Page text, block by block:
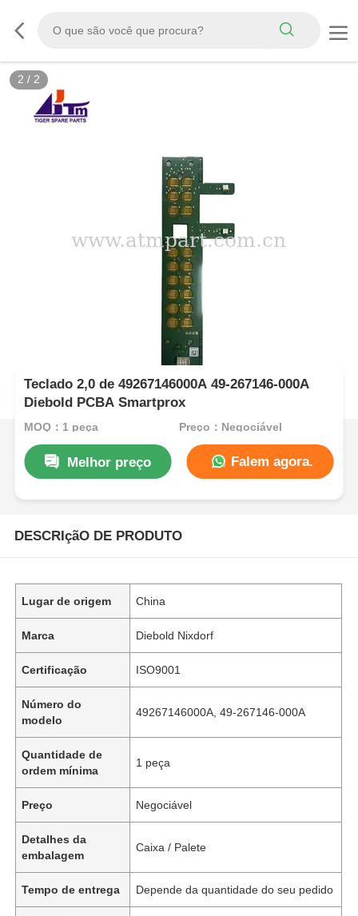
2 / 2
Teclado 2,0 de 49267146000A 49-267146-000A
Diebold PCBA Smartprox
MOQ：1 peça Preço：Negociável
Melhor preço Falem agora.
DESCRIçãO DE PRODUTO
Lugar de origem China
Marca Diebold Nixdorf
Certificação ISO9001
Número do
modelo
49267146000A, 49-267146-000A
Quantidade de
ordem mínima
1 peça
Preço Negociável
Detalhes da
embalagem
Caixa / Palete
Tempo de entrega Depende da quantidade do seu pedido